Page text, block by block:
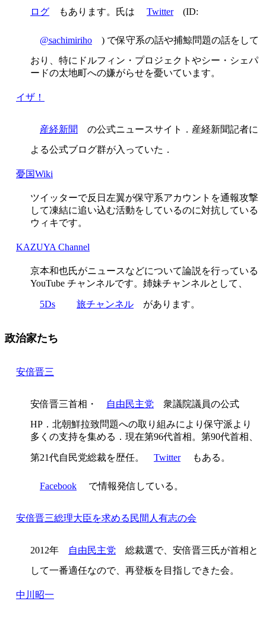
ログ もあります。氏は Twitter (ID:
@sachimiriho
) で保守系の話や捕鯨問題の話をして
おり、特にドルフィン・プロジェクトやシー・シェパ
ードの太地町への嫌がらせを憂いています。
イザ！
産経新聞
の公式ニュースサイト．産経新聞記者に
よる公式ブログ群が入っていた．
憂国Wiki
ツイッターで反日左翼が保守系アカウントを通報攻撃
して凍結に追い込む活動をしているのに対抗している
ウィキです。
KAZUYA Channel
京本和也氏がニュースなどについて論説を行っている
YouTube チャンネルです。姉妹チャンネルとして、
5Ds 旅チャンネル があります。
政治家たち
安倍晋三
安倍晋三首相・ 自由民主党
衆議院議員の公式
HP．北朝鮮拉致問題への取り組みにより保守派より
多くの支持を集める．現在第96代首相。第90代首相、
第21代自民党総裁を歴任。 Twitter もある。
Facebook で情報発信している。
安倍晋三総理大臣を求める民間人有志の会
2012年 自由民主党
総裁選で、安倍晋三氏が首相と
して一番適任なので、再登板を目指しできた会。
中川昭一